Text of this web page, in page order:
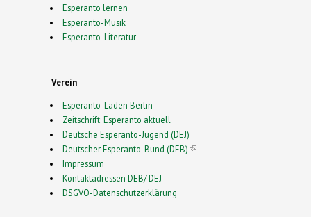
Esperanto lernen
Esperanto-Musik
Esperanto-Literatur
Verein
Esperanto-Laden Berlin
Zeitschrift: Esperanto aktuell
Deutsche Esperanto-Jugend (DEJ)
Deutscher Esperanto-Bund (DEB)(link is external)
Impressum
Kontaktadressen DEB/ DEJ
DSGVO-Datenschutzerklärung